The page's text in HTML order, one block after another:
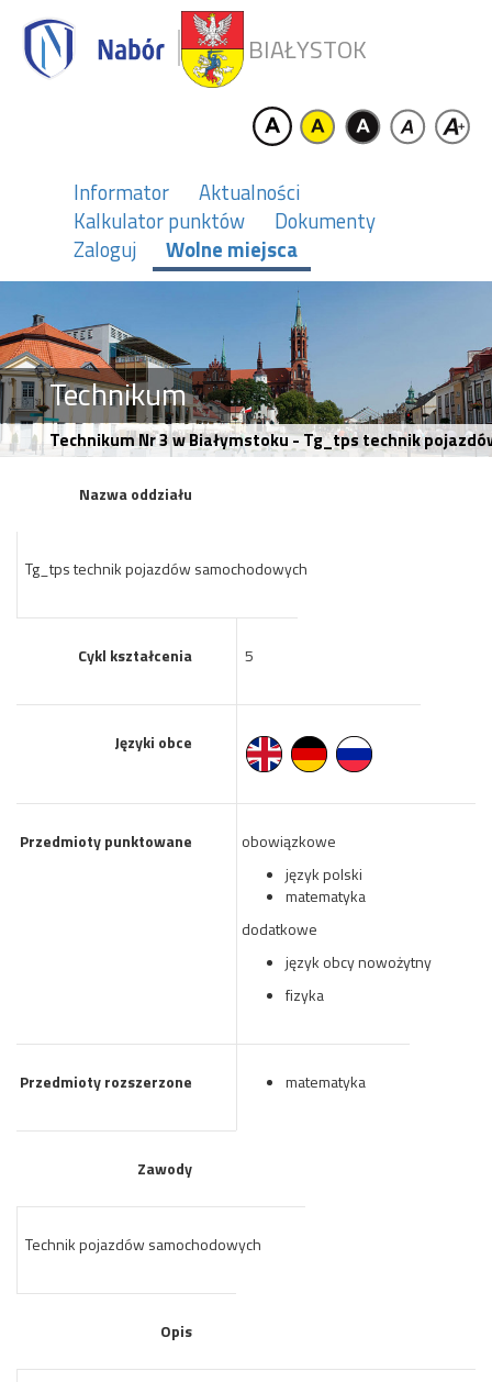
BIAŁYSTOK
Informator
Aktualności
Kalkulator punktów
Dokumenty
Zaloguj
Wolne miejsca
Technikum
Technikum Nr 3 w Białymstoku - Tg_tps technik
Nazwa oddziału
Tg_tps technik pojazdów samochodowych
Cykl kształcenia 5
Języki obce
Przedmioty punktowane
obowiązkowe
język polski
matematyka
dodatkowe
język obcy nowożytny
fizyka
Przedmioty rozszerzone matematyka
Zawody
Technik pojazdów samochodowych
Opis